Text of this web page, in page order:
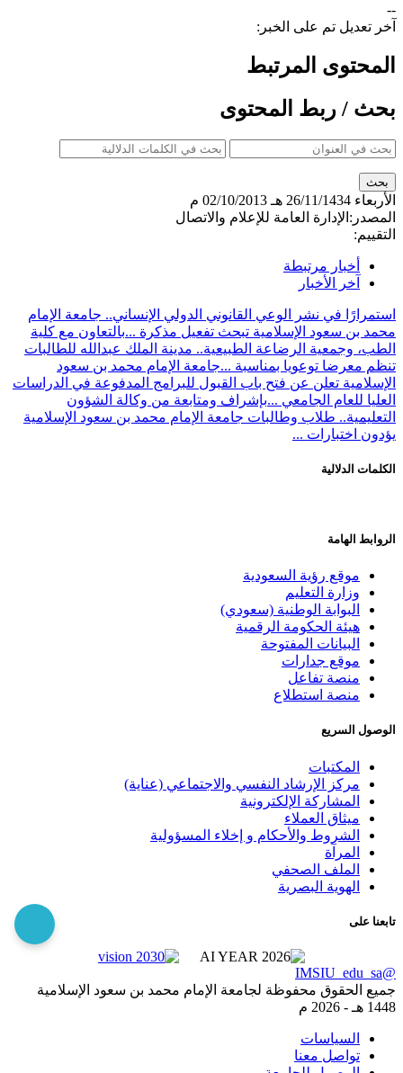
--
آخر تعديل تم على الخبر:
المحتوى المرتبط
بحث / ربط المحتوى
الأربعاء 26/11/1434 هـ
02/10/2013 م
المصدر: الإدارة العامة للإعلام والاتصال
التقييم:
أخبار مرتبطة
آخر الأخبار
استمرارًا في نشر الوعي القانوني الدولي الإنساني.. جامعة الإمام
محمد بن سعود الإسلامية تبحث تفعيل مذكرة ...بالتعاون مع كلية
الطب، وجمعية الرضاعة الطبيعية.. مدينة الملك عبدالله للطالبات
تنظم معرضا توعويا بمناسبة ...جامعة الإمام محمد بن سعود
الإسلامية تعلن عن فتح باب القبول للبرامج المدفوعة في الدراسات
العليا للعام الجامعي ...بإشراف ومتابعة من وكالة الشؤون
التعليمية.. طلاب وطالبات جامعة الإمام محمد بن سعود الإسلامية
يؤدون اختبارات ...
الكلمات الدلالية
الروابط الهامة
موقع رؤية السعودية
وزارة التعليم
البوابة الوطنية (سعودي)
هيئة الحكومة الرقمية
البيانات المفتوحة
موقع جدارات
منصة تفاعل
منصة استطلاع
الوصول السريع
المكتبات
مركز الإرشاد النفسي والاجتماعي (عناية)
المشاركة الإلكترونية
ميثاق العملاء
الشروط والأحكام و إخلاء المسؤولية
المرآة
الملف الصحفي
الهوية البصرية
تابعنا على
@IMSIU_edu_sa
جميع الحقوق محفوظة لجامعة الإمام محمد بن سعود الإسلامية
1448 هـ -
2026 م
السياسات
تواصل معنا